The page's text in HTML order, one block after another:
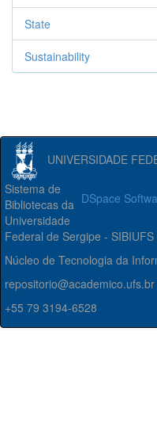
State
Sustainability
UNIVERSIDADE
DSpace
Sistema de
Bibliotecas da
Universidade
Federal de Sergipe - SIBIUFS
Núcleo de Tecnologia da
repositorio@academico.ufs.br
+55 79 3194-6528